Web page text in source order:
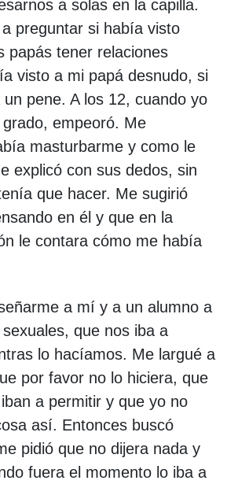
a solas en la capilla.
preguntar si había visto
papás tener relaciones
visto a mi papá desnudo, si
pene. A los 12, cuando yo
empeoró. Me
masturbarme y como le
explicó con sus dedos, sin
que hacer. Me sugirió
en él y que en la
le contara cómo me había
a mí y a un alumno a
que nos iba a
lo hacíamos. Me largué a
por favor no lo hiciera, que
a permitir y que yo no
así. Entonces buscó
pidió que no dijera nada y
fuera el momento lo iba a